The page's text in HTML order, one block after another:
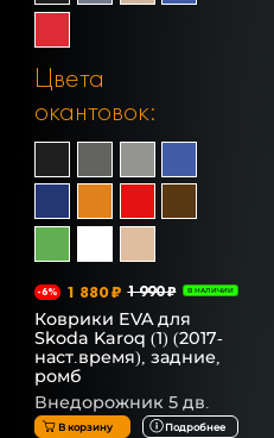
Цвета
окантовок:
-6% 1 880 ₽ 1 990 ₽ В НАЛИЧИИ
Коврики EVA для
Skoda Karoq (1) (2017-
наст.время), задние,
ромб
Внедорожник 5 дв.
В корзину Подробнее